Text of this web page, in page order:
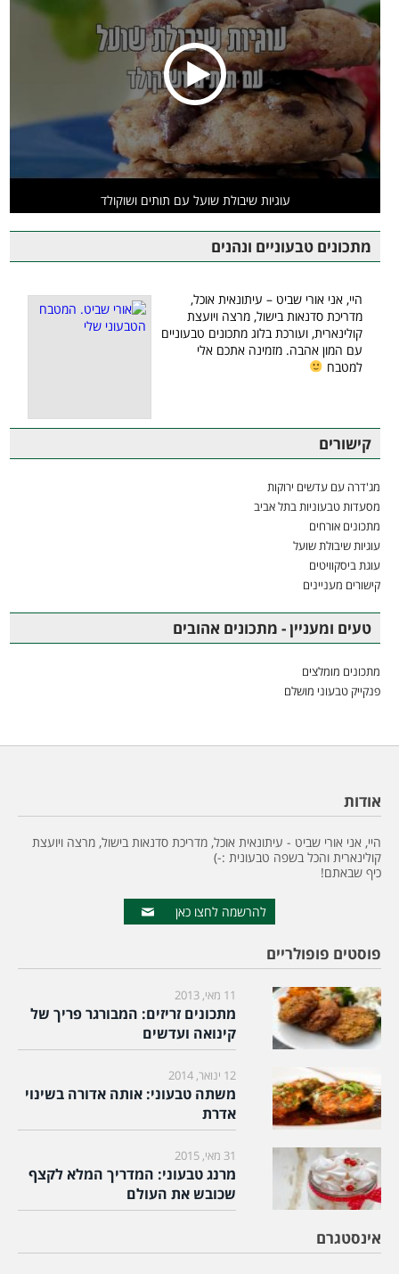
עוגיות שיבולת שועל עם תותים ושוקולד
מתכונים טבעוניים ונהנים
היי, אני אורי שביט – עיתונאית אוכל,
מדריכת סדנאות בישול, מרצה ויועצת
קולינארית, ועורכת בלוג מתכונים טבעוניים
עם המון אהבה. מזמינה אתכם אלי
למטבח
קישורים
מג'דרה עם עדשים ירוקות
מסעדות טבעוניות בתל אביב
מתכונים אורחים
עוגיות שיבולת שועל
עוגת ביסקוויטים
קישורים מעניינים
טעים ומעניין - מתכונים אהובים
מתכונים מומלצים
פנקייק טבעוני מושלם
אודות
היי, אני אורי שביט - עיתונאית אוכל, מדריכת סדנאות בישול, מרצה ויועצת
קולינארית והכל בשפה טבעונית :-)
כיף שבאתם!
להרשמה לחצו כאן
פוסטים פופולריים
11 מאי, 2013
מתכונים זריזים: המבורגר פריך של
קינואה ועדשים
12 ינואר, 2014
משתה טבעוני: אותה אדורה בשינוי
אדרת
31 מאי, 2015
מרנג טבעוני: המדריך המלא לקצף
שכובש את העולם
אינסטגרם